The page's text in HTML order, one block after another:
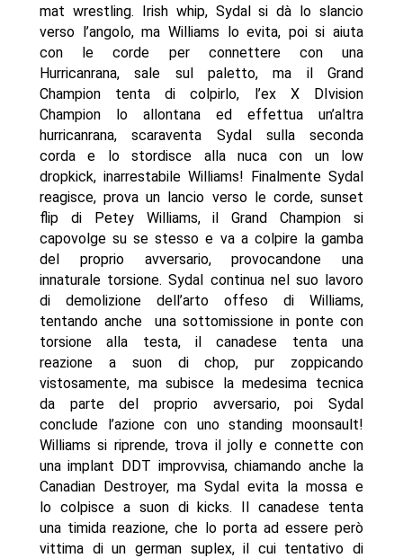
mat wrestling. Irish whip, Sydal si dà lo slancio
verso l’angolo, ma Williams lo evita, poi si aiuta
con le corde per connettere con una
Hurricanrana, sale sul paletto, ma il Grand
Champion tenta di colpirlo, l’ex X DIvision
Champion lo allontana ed effettua un’altra
hurricanrana, scaraventa Sydal sulla seconda
corda e lo stordisce alla nuca con un low
dropkick, inarrestabile Williams! Finalmente Sydal
reagisce, prova un lancio verso le corde, sunset
flip di Petey Williams, il Grand Champion si
capovolge su se stesso e va a colpire la gamba
del proprio avversario, provocandone una
innaturale torsione. Sydal continua nel suo lavoro
di demolizione dell’arto offeso di Williams,
tentando anche una sottomissione in ponte con
torsione alla testa, il canadese tenta una
reazione a suon di chop, pur zoppicando
vistosamente, ma subisce la medesima tecnica
da parte del proprio avversario, poi Sydal
conclude l’azione con uno standing moonsault!
Williams si riprende, trova il jolly e connette con
una implant DDT improvvisa, chiamando anche la
Canadian Destroyer, ma Sydal evita la mossa e
lo colpisce a suon di kicks. Il canadese tenta
una timida reazione, che lo porta ad essere però
vittima di un german suplex, il cui tentativo di